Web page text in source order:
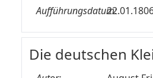
Aufführungsdatum:
Die deutschen